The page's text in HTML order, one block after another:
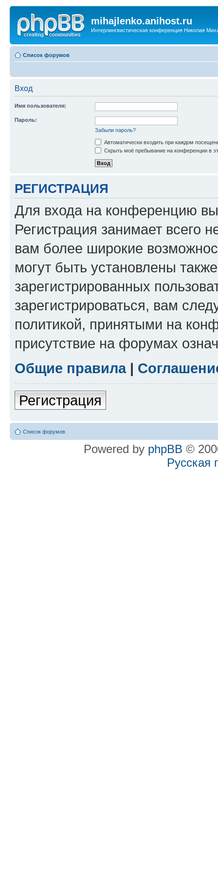
mihajlenko.anihost.ru
Интерлингвистическая конференция Николая
Список форумов
Вход
Имя пользователя:
Пароль:
Забыли пароль?
Автоматически входить при каждом
Скрыть моё пребывание на конференции в
РЕГИСТРАЦИЯ
Для входа на конференцию
Регистрация занимает всего
вам более широкие
могут быть установлены
зарегистрированных
зарегистрироваться, вам
политикой, принятыми на
присутствие на форумах
Общие правила|
Регистрация
Список форумов
Powered by phpBB ©
Русская